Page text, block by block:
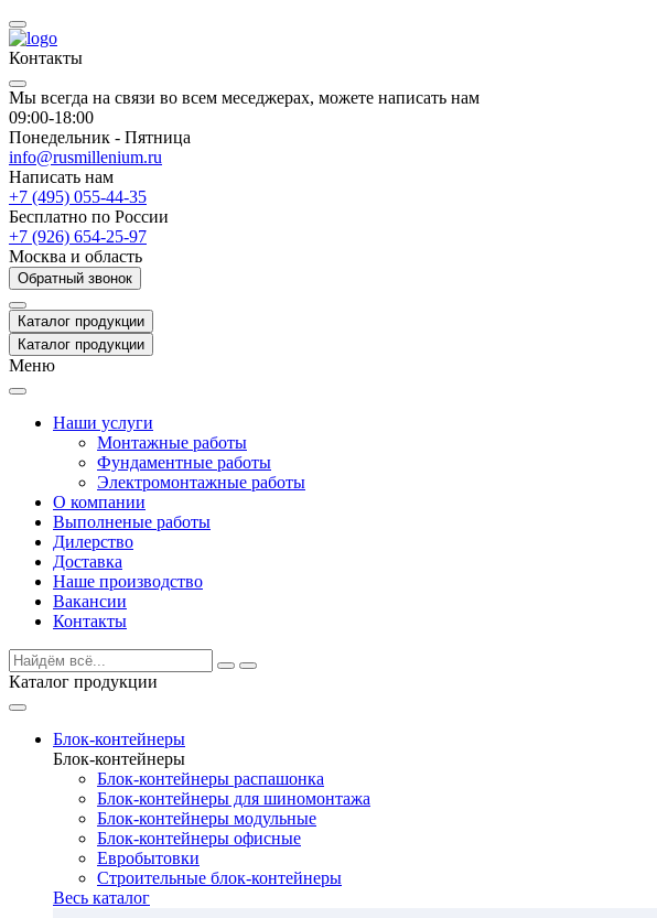
Контакты
Мы всегда на связи во всем меседжерах, можете написать нам
09:00-18:00
Понедельник - Пятница
info@rusmillenium.ru
Написать нам
+7 (495) 055-44-35
Бесплатно по России
+7 (926) 654-25-97
Москва и область
Обратный звонок
Каталог продукции
Каталог продукции
Меню
Наши услуги
Монтажные работы
Фундаментные работы
Электромонтажные работы
О компании
Выполненые работы
Дилерство
Доставка
Наше производство
Вакансии
Контакты
Каталог продукции
Блок-контейнеры
Блок-контейнеры
Блок-контейнеры распашонка
Блок-контейнеры для шиномонтажа
Блок-контейнеры модульные
Блок-контейнеры офисные
Евробытовки
Строительные блок-контейнеры
Весь каталог